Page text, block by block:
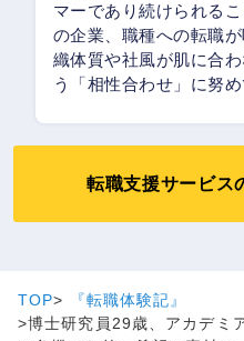
マーであり続けられる
の企業、職種への転職
織体質や社風が肌に合
う「相性合わせ」に努め
転職支援サービス
TOP
『転職体験記』
博士研究員29歳、アカデミ